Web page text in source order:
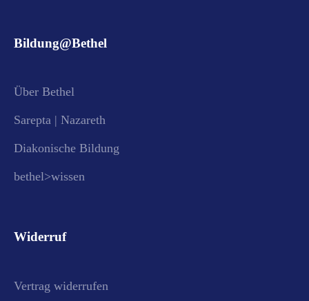
Bildung@Bethel
Über Bethel
Sarepta | Nazareth
Diakonische Bildung
bethel>wissen
Widerruf
Vertrag widerrufen